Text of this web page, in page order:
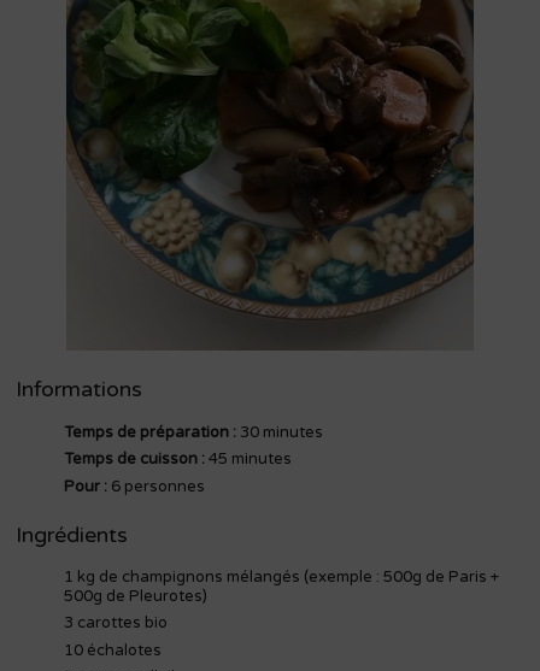
Informations
Temps de préparation : 30 minutes
Temps de cuisson :45 minutes
Pour : 6 personnes
Ingrédients
1 kg de champignons mélangés (exemple : 500g de Paris +
500g de Pleurotes)
3 carottes bio
10 échalotes